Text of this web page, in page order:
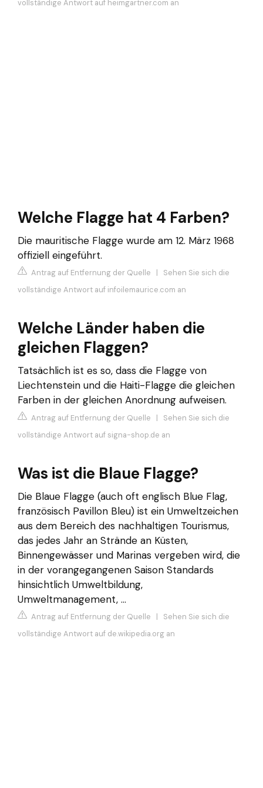
vollständige Antwort auf heimgartner.com an
Welche Flagge hat 4 Farben?
Die mauritische Flagge wurde am 12. März 1968
offiziell eingeführt.
Antrag auf Entfernung der Quelle | Sehen Sie sich die
vollständige Antwort auf infoilemaurice.com an
Welche Länder haben die
gleichen Flaggen?
Tatsächlich ist es so, dass die Flagge von
Liechtenstein und die Haiti-Flagge die gleichen
Farben in der gleichen Anordnung aufweisen.
Antrag auf Entfernung der Quelle | Sehen Sie sich die
vollständige Antwort auf signa-shop.de an
Was ist die Blaue Flagge?
Die Blaue Flagge (auch oft englisch Blue Flag,
französisch Pavillon Bleu) ist ein Umweltzeichen
aus dem Bereich des nachhaltigen Tourismus,
das jedes Jahr an Strände an Küsten,
Binnengewässer und Marinas vergeben wird, die
in der vorangegangenen Saison Standards
hinsichtlich Umweltbildung,
Umweltmanagement, ...
Antrag auf Entfernung der Quelle | Sehen Sie sich die
vollständige Antwort auf de.wikipedia.org an